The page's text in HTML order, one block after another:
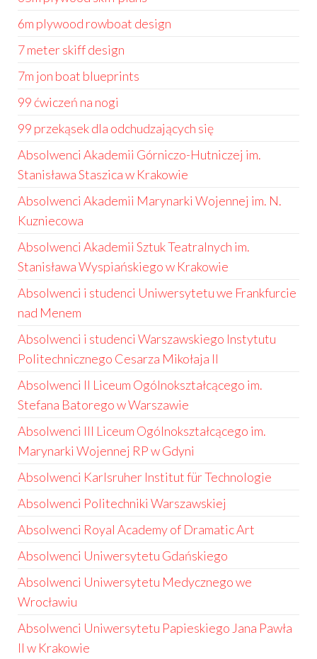
6m plywood rowboat design
7 meter skiff design
7m jon boat blueprints
99 ćwiczeń na nogi
99 przekąsek dla odchudzających się
Absolwenci Akademii Górniczo-Hutniczej im.
Stanisława Staszica w Krakowie
Absolwenci Akademii Marynarki Wojennej im. N.
Kuzniecowa
Absolwenci Akademii Sztuk Teatralnych im.
Stanisława Wyspiańskiego w Krakowie
Absolwenci i studenci Uniwersytetu we Frankfurcie
nad Menem
Absolwenci i studenci Warszawskiego Instytutu
Politechnicznego Cesarza Mikołaja II
Absolwenci II Liceum Ogólnokształcącego im.
Stefana Batorego w Warszawie
Absolwenci III Liceum Ogólnokształcącego im.
Marynarki Wojennej RP w Gdyni
Absolwenci Karlsruher Institut für Technologie
Absolwenci Politechniki Warszawskiej
Absolwenci Royal Academy of Dramatic Art
Absolwenci Uniwersytetu Gdańskiego
Absolwenci Uniwersytetu Medycznego we
Wrocławiu
Absolwenci Uniwersytetu Papieskiego Jana Pawła
II w Krakowie